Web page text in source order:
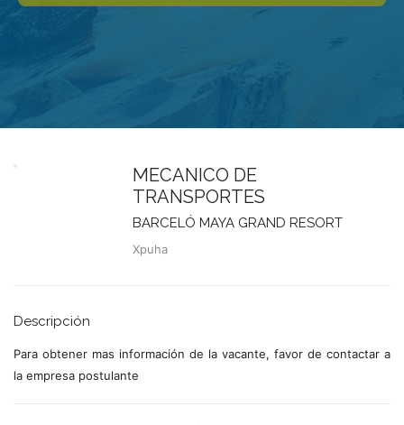
MECANICO DE
TRANSPORTES
BARCELÓ MAYA GRAND RESORT
Xpuha
Descripción
Para obtener mas información de la vacante, favor de contactar a
la empresa postulante